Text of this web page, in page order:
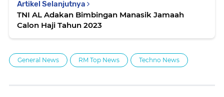
Artikel Selanjutnya
TNI AL Adakan Bimbingan Manasik Jamaah
Calon Haji Tahun 2023
General News RM Top News Techno News